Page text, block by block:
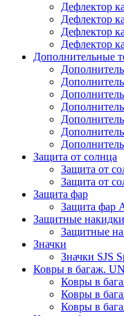
Дефлектор
Дефлектор
Дефлектор
Дефлектор
Дополнительные
Защита от солнца
Защита от
Защита от
Защита фар
Защита фар
Защитные накидки
Защитные
Значки
Значки SJS
Ковры в багаж.
Ковры в
Ковры в
Ковры в